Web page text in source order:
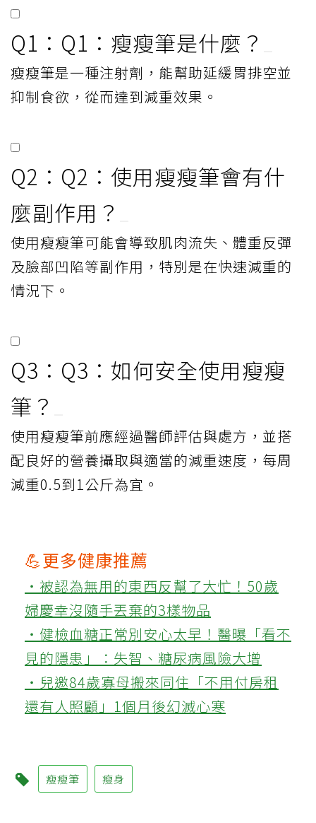
性別 理想腰圍範圍
Q1：Q1：瘦瘦筆是什麼？
瘦瘦筆是一種注射劑，能幫助延緩胃排空並
抑制食欲，從而達到減重效果。
Q2：Q2：使用瘦瘦筆會有什
麼副作用？
使用瘦瘦筆可能會導致肌肉流失、體重反彈
及臉部凹陷等副作用，特別是在快速減重的
情況下。
Q3：Q3：如何安全使用瘦瘦
筆？
使用瘦瘦筆前應經過醫師評估與處方，並搭
配良好的營養攝取與適當的減重速度，每周
減重0.5到1公斤為宜。
💪更多健康推薦
‧被認為無用的東西反幫了大忙！50歲
婦慶幸沒隨手丟棄的3樣物品
‧健檢血糖正常別安心太早！醫曝「看不
見的隱患」：失智、糖尿病風險大增
‧兒邀84歲寡母搬來同住「不用付房租
還有人照顧」1個月後幻滅心寒
瘦瘦筆 瘦身